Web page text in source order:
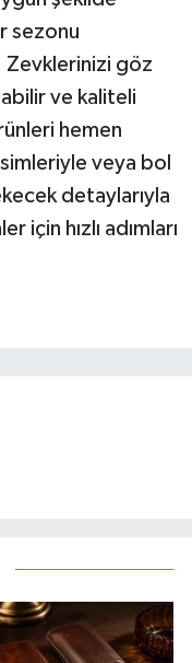
sezonu
Zevklerinizi göz
ve kaliteli
hemen
veya bol
detaylarıyla
için hızlı adımları